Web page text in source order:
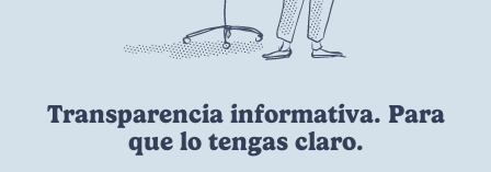
Transparencia informativa. Para
que lo tengas claro.